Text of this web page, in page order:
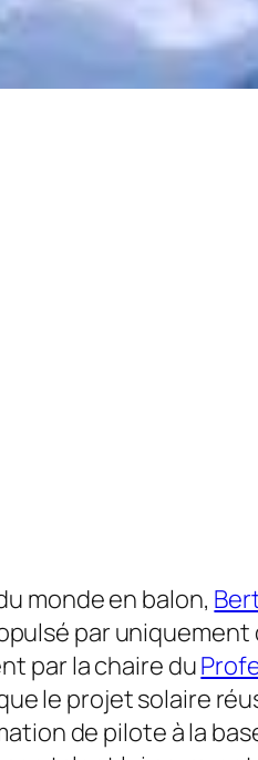
monde en balon,
par
par la chaire du
le projet solaire
de pilote à la